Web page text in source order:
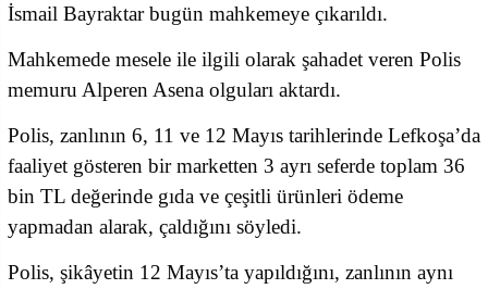
İsmail Bayraktar bugün mahkemeye çıkarıldı.
Mahkemede mesele ile ilgili olarak şahadet veren Polis
memuru Alperen Asena olguları aktardı.
Polis, zanlının 6, 11 ve 12 Mayıs tarihlerinde Lefkoşa’da
faaliyet gösteren bir marketten 3 ayrı seferde toplam 36
bin TL değerinde gıda ve çeşitli ürünleri ödeme
yapmadan alarak, çaldığını söyledi.
Polis, şikâyetin 12 Mayıs’ta yapıldığını, zanlının aynı